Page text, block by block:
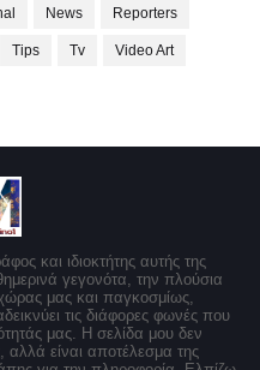
News Reporters
Tips Tv Video Art
και ιδιοκτήτης αυτής της
γεγονότα, την πλούσια
χώρας μας και παγκοσμίως,
τις διάφορες φωνές που
μας. Η σελίδα μου δεν
αλλά είναι αποτέλεσμα της